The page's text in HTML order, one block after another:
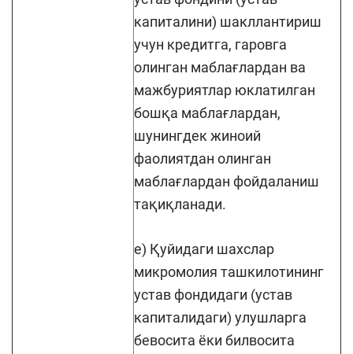
капиталини) шакллантириш
учун кредитга, гаровга
олинган маблағлардан ва
мажбуриятлар юклатилган
бошқа маблағлардан,
шунингдек жиноий
фаолиятдан олинган
маблағлардан фойдаланиш
тақиқланади.
е) Қуйидаги шахслар
микромолия ташкилотининг
устав фондидаги (устав
капиталидаги) улушларга
бевосита ёки билвосита